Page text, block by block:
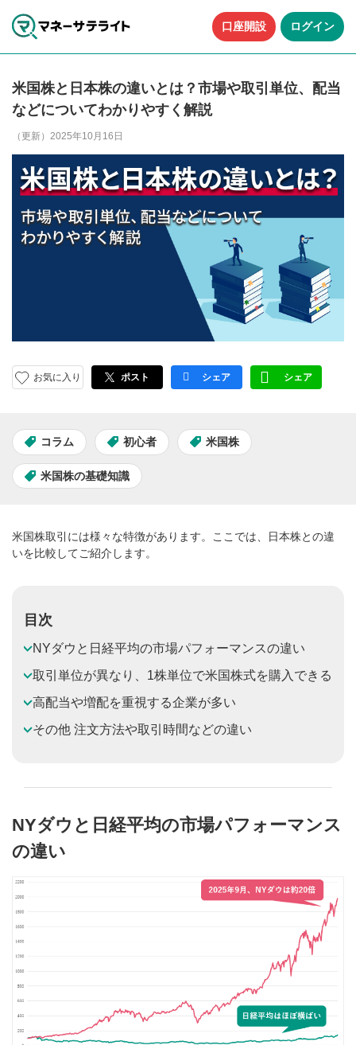
口座開設 ログイン
米国株と日本株の違いとは？市場や取引単位、配当
などについてわかりやすく解説
（更新）2025年10月16日
お気に入り ポスト facebook
シェア LINE
シェア
コラム 初心者 米国株
米国株の基礎知識
米国株取引には様々な特徴があります。ここでは、日本株との違
いを比較してご紹介します。
目次
NYダウと日経平均の市場パフォーマンスの違い
取引単位が異なり、1株単位で米国株式を購入できる
高配当や増配を重視する企業が多い
その他 注文方法や取引時間などの違い
NYダウと日経平均の市場パフォーマンス
の違い